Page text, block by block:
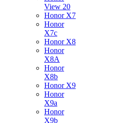
View 20
Honor X7
Honor
X7c
Honor X8
Honor
X8A
Honor
X8b
Honor X9
Honor
X9a
Honor
X9b